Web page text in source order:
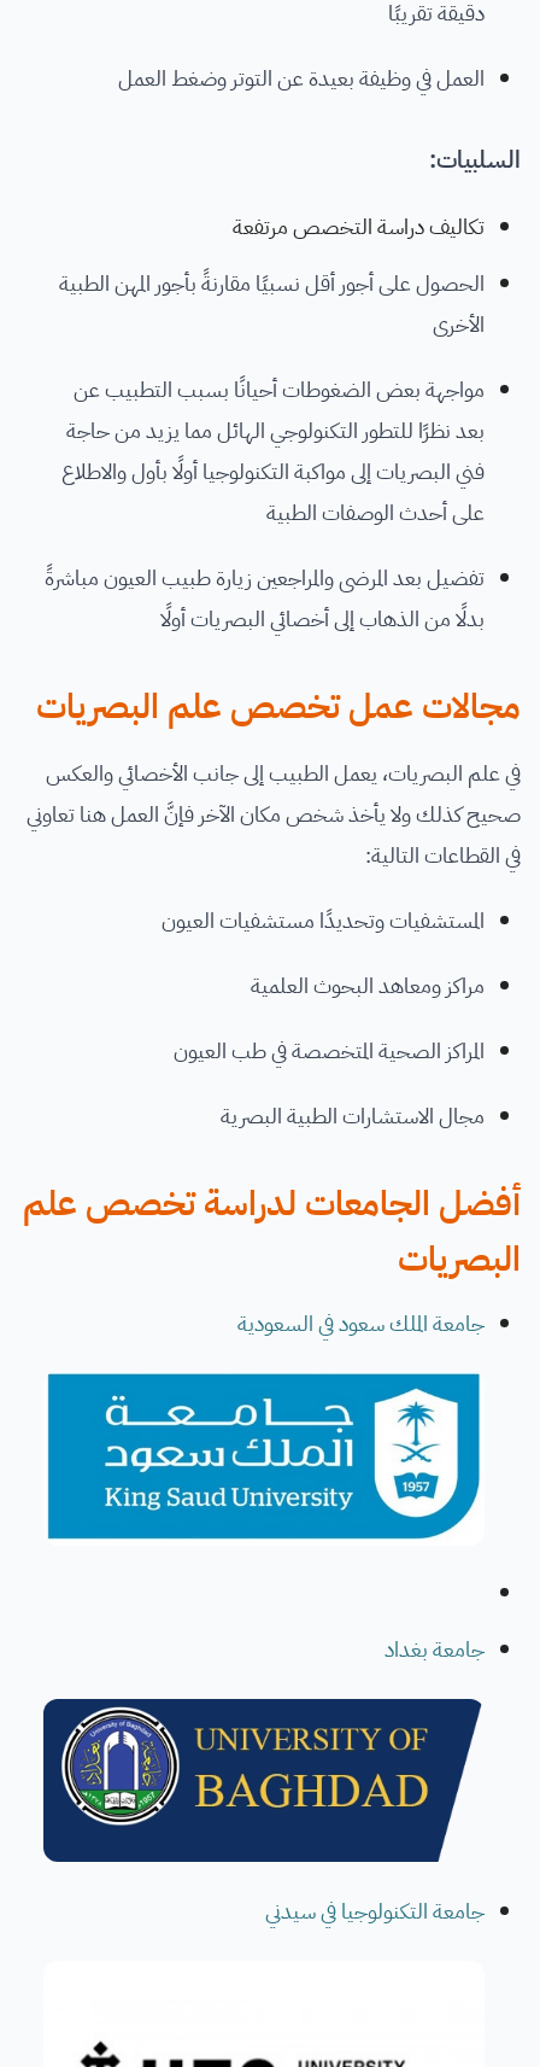
دقيقة تقريبًا
العمل في وظيفة بعيدة عن التوتر وضغط العمل
السلبيات:
تكاليف دراسة التخصص مرتفعة
الحصول على أجور أقل نسبيًا مقارنةً بأجور المهن الطبية
الأخرى
مواجهة بعض الضغوطات أحيانًا بسبب التطبيب عن
بعد نظرًا للتطور التكنولوجي الهائل مما يزيد من حاجة
فني البصريات إلى مواكبة التكنولوجيا أولًا بأول والاطلاع
على أحدث الوصفات الطبية
تفضيل بعد المرضى والمراجعين زيارة طبيب العيون مباشرةً
بدلًا من الذهاب إلى أخصائي البصريات أولًا
مجالات عمل تخصص علم البصريات
في علم البصريات، يعمل الطبيب إلى جانب الأخصائي والعكس
صحيح كذلك ولا يأخذ شخص مكان الآخر فإنَّ العمل هنا تعاوني
في القطاعات التالية:
المستشفيات وتحديدًا مستشفيات العيون
مراكز ومعاهد البحوث العلمية
المراكز الصحية المتخصصة في طب العيون
مجال الاستشارات الطبية البصرية
أفضل الجامعات لدراسة تخصص علم
البصريات
جامعة الملك سعود في السعودية
جامعة بغداد
جامعة التكنولوجيا في سيدني